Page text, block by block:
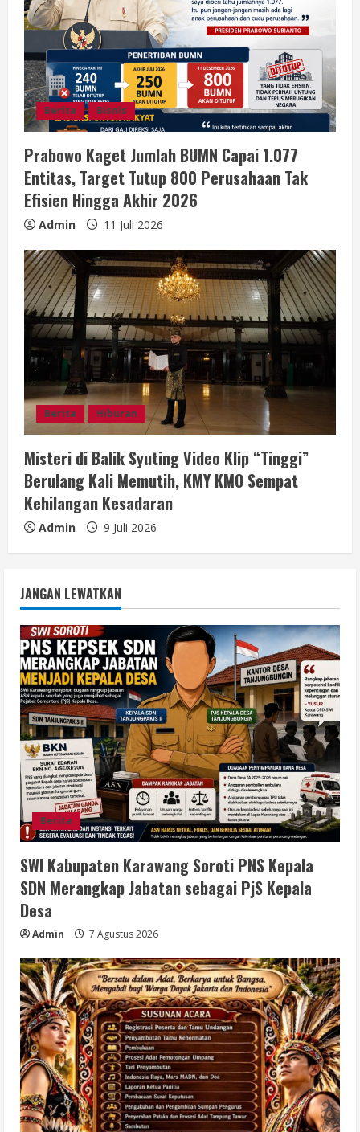
Berita Bisnis
Prabowo Kaget Jumlah BUMN Capai 1.077
Entitas, Target Tutup 800 Perusahaan Tak
Efisien Hingga Akhir 2026
Admin 11 Juli 2026
Berita Hiburan
Misteri di Balik Syuting Video Klip “Tinggi”
Berulang Kali Memutih, KMY KMO Sempat
Kehilangan Kesadaran
Admin 9 Juli 2026
JANGAN LEWATKAN
Berita
SWI Kabupaten Karawang Soroti PNS Kepala
SDN Merangkap Jabatan sebagai PjS Kepala
Desa
Admin 7 Agustus 2026